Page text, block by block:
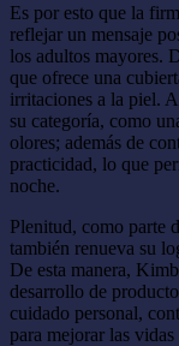
Es por esto que la
reflejar un mensaje
los adultos mayores.
que ofrece una
irritaciones a la piel.
su categoría, como
olores; además de
practicidad, lo que
noche.
Plenitud, como parte
también renueva su
De esta manera,
desarrollo de
cuidado personal,
para mejorar las